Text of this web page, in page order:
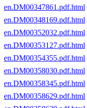
en.DM00347861.pdf.html
en.DM00348169.pdf.html
en.DM00352032.pdf.html
en.DM00353127.pdf.html
en.DM00354355.pdf.html
en.DM00358030.pdf.html
en.DM00358345.pdf.html
en.DM00358629.pdf.html